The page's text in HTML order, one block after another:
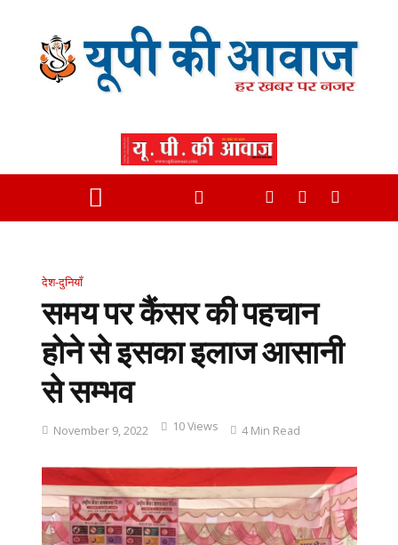
देश-दुनियाँ
समय पर कैंसर की पहचान
होने से इसका इलाज आसानी
से सम्भव
November 9, 2022 10 Views 4 Min Read